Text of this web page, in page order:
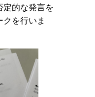
定的な発言を
を行いま